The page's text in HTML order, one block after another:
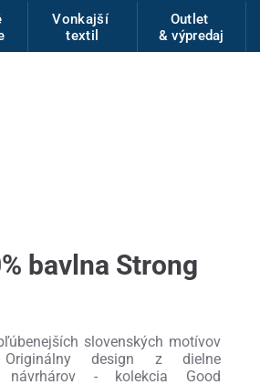
Vonkajší
textil
Outlet
& výpredaj
bavlna Strong
slovenských motívov
design z dielne
návrhárov - kolekcia Good